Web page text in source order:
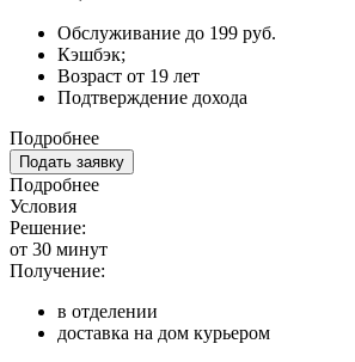
Обслуживание до 199 руб.
Кэшбэк;
Возраст от 19 лет
Подтверждение дохода
Подробнее
Подать заявку
Подробнее
Условия
Решение:
от 30 минут
Получение:
в отделении
доставка на дом курьером